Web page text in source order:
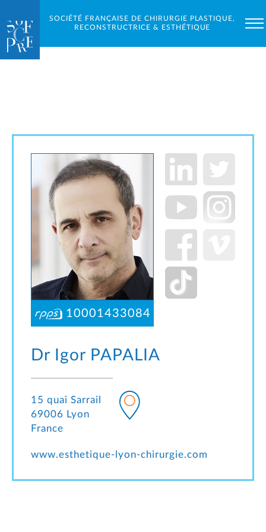
SOCIÉTÉ FRANÇAISE DE CHIRURGIE PLASTIQUE,
RECONSTRUCTRICE & ESTHÉTIQUE
10001433084
Dr Igor PAPALIA
15 quai Sarrail
69006 Lyon
France
www.esthetique-lyon-chirurgie.com